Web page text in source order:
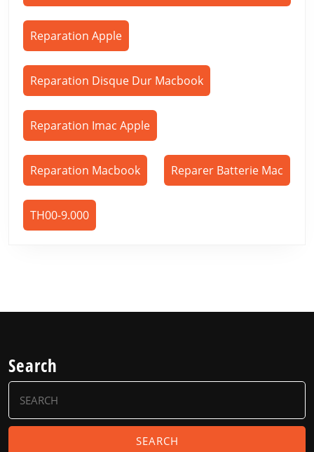
Reparation Apple
Reparation Disque Dur Macbook
Reparation Imac Apple
Reparation Macbook Reparer Batterie Mac
TH00-9.000
Search
Search
for: